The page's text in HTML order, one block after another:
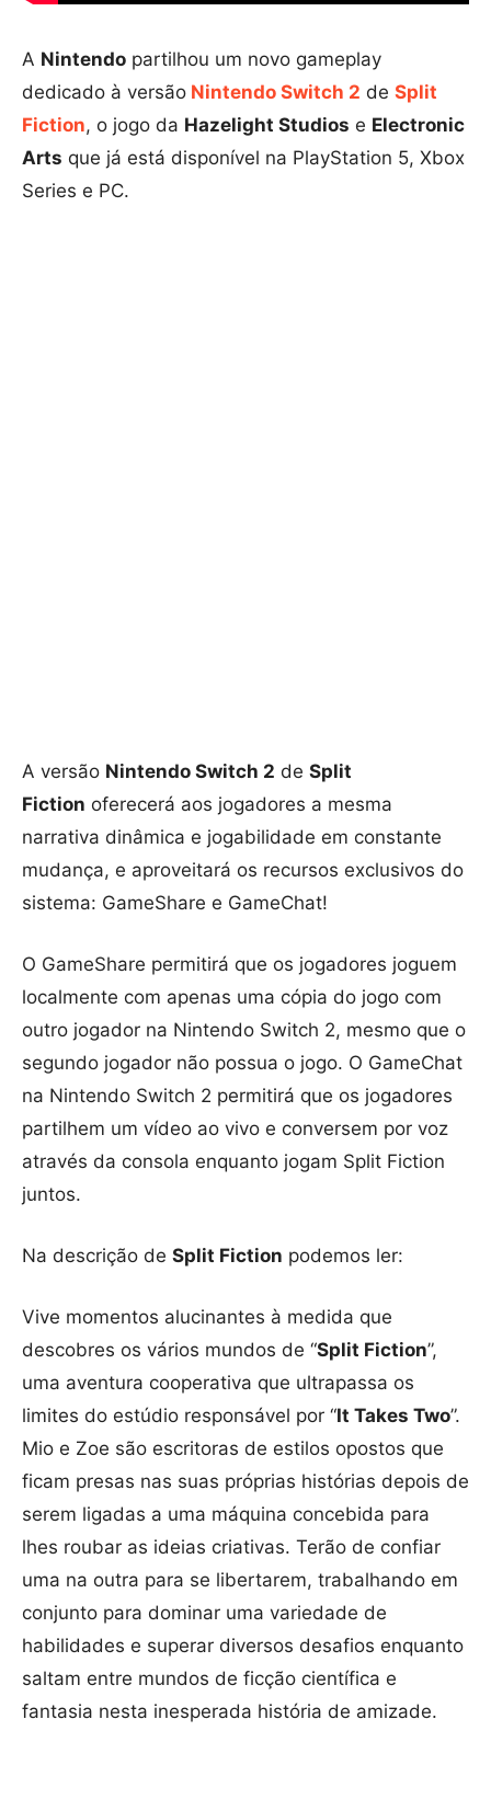
A Nintendo partilhou um novo gameplay
dedicado à versão Nintendo Switch 2 de Split
Fiction, o jogo da Hazelight Studios e Electronic
Arts que já está disponível na PlayStation 5, Xbox
Series e PC.
A versão Nintendo Switch 2 de Split
Fiction oferecerá aos jogadores a mesma
narrativa dinâmica e jogabilidade em constante
mudança, e aproveitará os recursos exclusivos do
sistema: GameShare e GameChat!
O GameShare permitirá que os jogadores joguem
localmente com apenas uma cópia do jogo com
outro jogador na Nintendo Switch 2, mesmo que o
segundo jogador não possua o jogo. O GameChat
na Nintendo Switch 2 permitirá que os jogadores
partilhem um vídeo ao vivo e conversem por voz
através da consola enquanto jogam Split Fiction
juntos.
Na descrição de Split Fiction podemos ler:
Vive momentos alucinantes à medida que
descobres os vários mundos de “Split Fiction”,
uma aventura cooperativa que ultrapassa os
limites do estúdio responsável por “It Takes Two”.
Mio e Zoe são escritoras de estilos opostos que
ficam presas nas suas próprias histórias depois de
serem ligadas a uma máquina concebida para
lhes roubar as ideias criativas. Terão de confiar
uma na outra para se libertarem, trabalhando em
conjunto para dominar uma variedade de
habilidades e superar diversos desafios enquanto
saltam entre mundos de ficção científica e
fantasia nesta inesperada história de amizade.